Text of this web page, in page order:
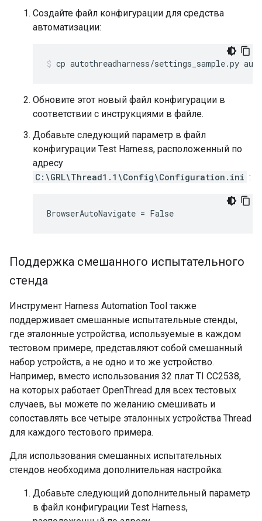
Создайте файл конфигурации для средства
автоматизации:
cp autothreadharness/settings_sample.py
Обновите этот новый файл конфигурации в
соответствии с инструкциями в файле.
Добавьте следующий параметр в файл
конфигурации Test Harness, расположенный по
адресу
C:\GRL\Thread1.1\Config\Configuration.ini :
BrowserAutoNavigate = False
Поддержка смешанного испытательного
стенда
Инструмент Harness Automation Tool также
поддерживает смешанные испытательные стенды,
где эталонные устройства, используемые в каждом
тестовом примере, представляют собой смешанный
набор устройств, а не одно и то же устройство.
Например, вместо использования 32 плат TI CC2538,
на которых работает OpenThread для всех тестовых
случаев, вы можете по желанию смешивать и
сопоставлять все четыре эталонных устройства Thread
для каждого тестового примера.
Для использования смешанных испытательных
стендов необходима дополнительная настройка:
Добавьте следующий дополнительный параметр
в файл конфигурации Test Harness,